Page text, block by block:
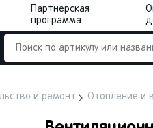
Партнерская
программа
и ремонт Отопление и